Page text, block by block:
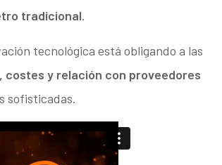
tradicional.
tecnológica está obligando a las
y relación con proveedores
sofisticadas.